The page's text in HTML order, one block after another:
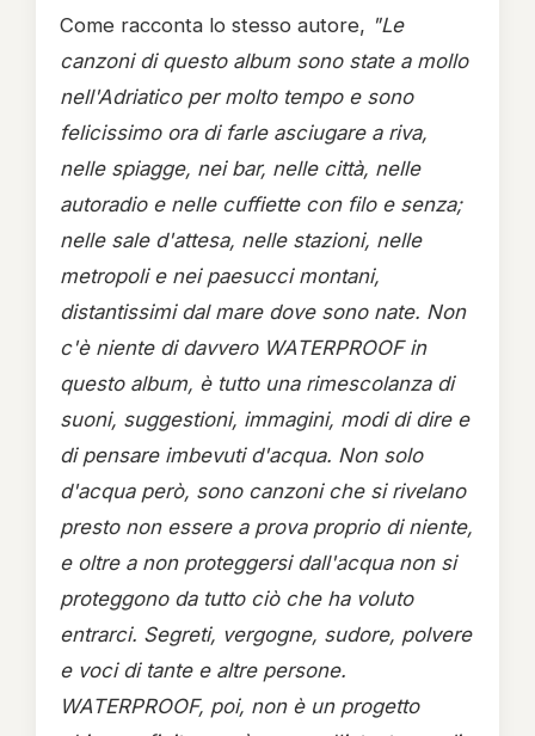
Come racconta lo stesso autore, "Le
canzoni di questo album sono state a mollo
nell'Adriatico per molto tempo e sono
felicissimo ora di farle asciugare a riva,
nelle spiagge, nei bar, nelle città, nelle
autoradio e nelle cuffiette con filo e senza;
nelle sale d'attesa, nelle stazioni, nelle
metropoli e nei paesucci montani,
distantissimi dal mare dove sono nate. Non
c'è niente di davvero WATERPROOF in
questo album, è tutto una rimescolanza di
suoni, suggestioni, immagini, modi di dire e
di pensare imbevuti d'acqua. Non solo
d'acqua però, sono canzoni che si rivelano
presto non essere a prova proprio di niente,
e oltre a non proteggersi dall'acqua non si
proteggono da tutto ciò che ha voluto
entrarci. Segreti, vergogne, sudore, polvere
e voci di tante e altre persone.
WATERPROOF, poi, non è un progetto